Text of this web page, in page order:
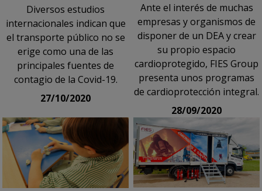
Diversos estudios
internacionales indican que
el transporte público no se
erige como una de las
principales fuentes de
contagio de la Covid-19.
27/10/2020
Ante el interés de muchas
empresas y organismos de
disponer de un DEA y crear
su propio espacio
cardioprotegido, FIES Group
presenta unos programas
de cardioprotección integral.
28/09/2020